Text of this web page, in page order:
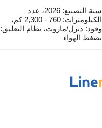
سنة التصنيع: 2026، عدد
الكيلومترات: 760 - 2,300 كم،
وقود: ديزل/مازوت، نظام التعليق:
بضغط الهواء